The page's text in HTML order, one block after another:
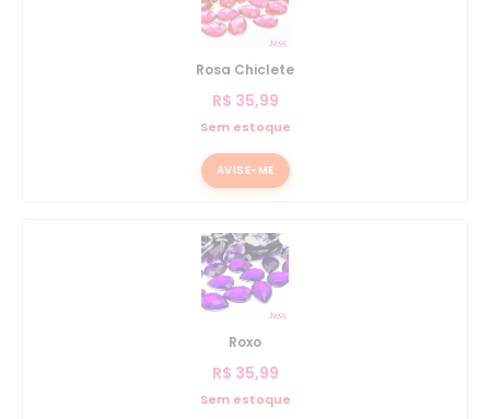
Rosa Chiclete
R$ 35,99
Sem estoque
AVISE-ME
Roxo
R$ 35,99
Sem estoque